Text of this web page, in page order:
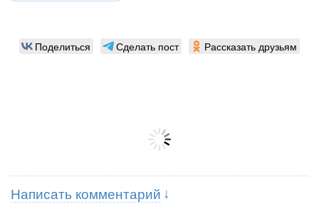
Поделиться Сделать пост Рассказать друзьям
Написать комментарий